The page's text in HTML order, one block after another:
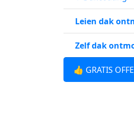
Leien dak
Zelf dak
👍 GRATIS